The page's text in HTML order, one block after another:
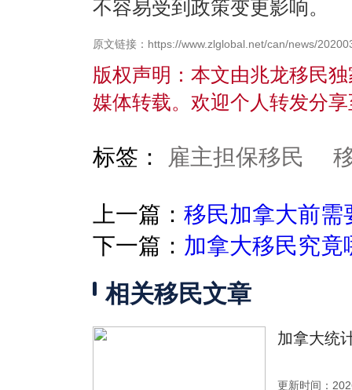
不容易受到政策变更影响
原文链接：https://www.zlglobal.net/can/news/
版权声明：本文由兆龙移民
媒体转载。欢迎个人转发分
标签： 雇主担保移民
上一篇： 移民加拿大前需
下一篇： 加拿大移民究竟
相关移民文章
加拿大统
更新时间：